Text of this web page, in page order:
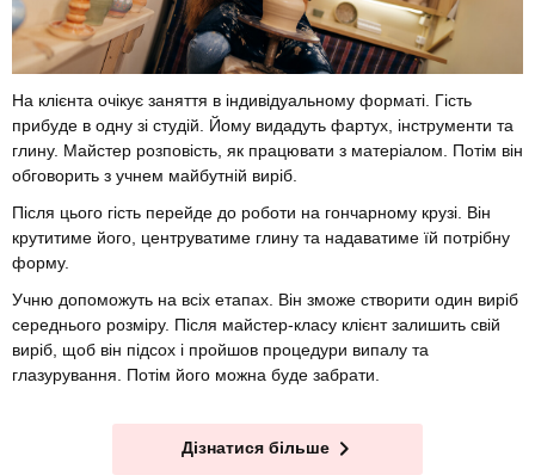
На клієнта очікує заняття в індивідуальному форматі. Гість
прибуде в одну зі студій. Йому видадуть фартух, інструменти та
глину. Майстер розповість, як працювати з матеріалом. Потім він
обговорить з учнем майбутній виріб.
Після цього гість перейде до роботи на гончарному крузі. Він
крутитиме його, центруватиме глину та надаватиме їй потрібну
форму.
Учню допоможуть на всіх етапах. Він зможе створити один виріб
середнього розміру. Після майстер-класу клієнт залишить свій
виріб, щоб він підсох і пройшов процедури випалу та
глазурування. Потім його можна буде забрати.
Дізнатися більше